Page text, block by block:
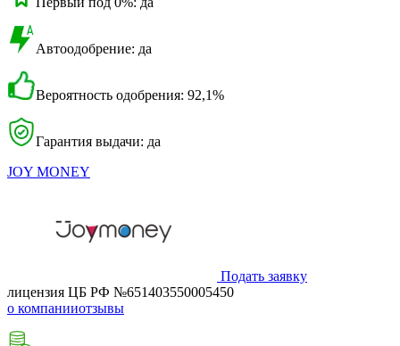
Автоодобрение: да
Вероятность одобрения: 92,1%
Гарантия выдачи: да
JOY MONEY
Подать заявку
лицензия ЦБ РФ №651403550005450
о компанииотзывы